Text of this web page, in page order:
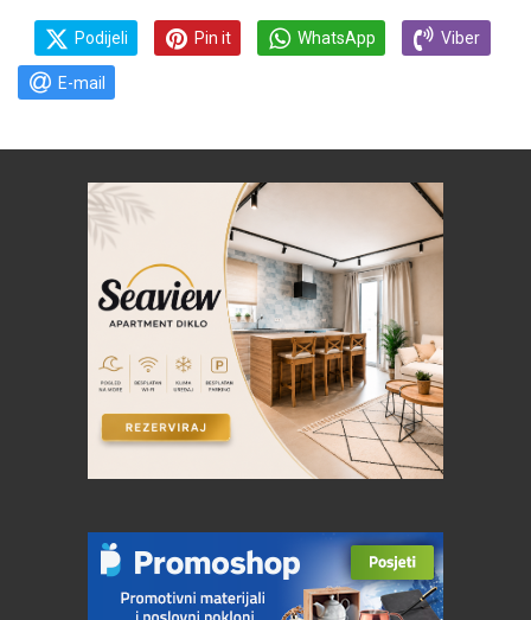
Podijeli Pin it WhatsApp Viber
E-mail